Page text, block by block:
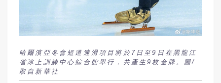
哈爾濱亞冬會短道速滑項目將於7日至9日在黑龍江
省冰上訓練中心綜合館舉行，共產生9枚金牌。圖/
取自新華社